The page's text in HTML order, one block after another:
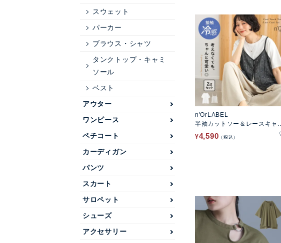
スウェット
パーカー
ブラウス・シャツ
タンクトップ・キャミ
ソール
ベスト
アウター
ワンピース
ペチコート
カーディガン
パンツ
スカート
サロペット
シューズ
アクセサリー
n'OrLABEL
半袖カットソー＆レースキャミ
セット
¥4,590 税込